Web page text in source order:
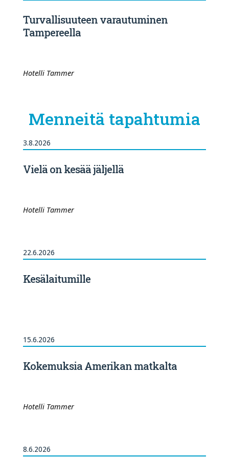
Turvallisuuteen varautuminen
Tampereella
Hotelli Tammer
Menneitä tapahtumia
3.8.2026
Vielä on kesää jäljellä
Hotelli Tammer
22.6.2026
Kesälaitumille
15.6.2026
Kokemuksia Amerikan matkalta
Hotelli Tammer
8.6.2026